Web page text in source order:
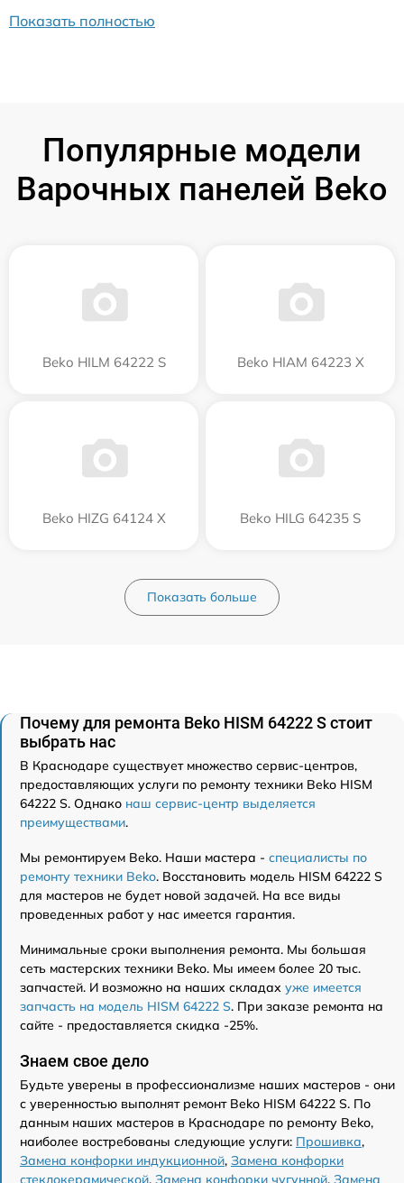
Показать полностью
Популярные модели
Варочных панелей Beko
Beko HILM 64222 S Beko HIAM 64223 X
Beko HIZG 64124 X Beko HILG 64235 S
Показать больше
Почему для ремонта Beko HISM 64222 S стоит
выбрать нас
В Краснодаре существует множество сервис-центров,
предоставляющих услуги по ремонту техники Beko HISM
64222 S. Однако наш сервис-центр выделяется
преимуществами.
Мы ремонтируем Beko. Наши мастера - специалисты по
ремонту техники Beko. Восстановить модель HISM 64222 S
для мастеров не будет новой задачей. На все виды
проведенных работ у нас имеется гарантия.
Минимальные сроки выполнения ремонта. Мы большая
сеть мастерских техники Beko. Мы имеем более 20 тыс.
запчастей. И возможно на наших складах уже имеется
запчасть на модель HISM 64222 S. При заказе ремонта на
сайте - предоставляется скидка -25%.
Знаем свое дело
Будьте уверены в профессионализме наших мастеров - они
с уверенностью выполнят ремонт Beko HISM 64222 S. По
данным наших мастеров в Краснодаре по ремонту Beko,
наиболее востребованы следующие услуги: Прошивка,
Замена конфорки индукционной, Замена конфорки
стеклокерамической, Замена конфорки чугунной, Замена